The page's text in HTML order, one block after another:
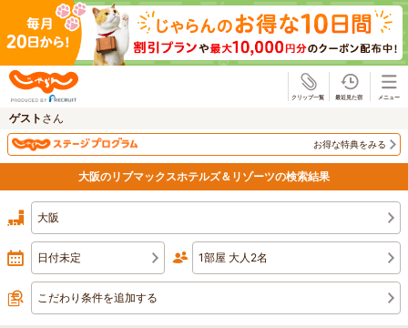
ゲスト さん
お得な特典をみる
大阪のリブマックスホテルズ＆リゾーツの検索結果
大阪
日付未定 1部屋 大人2名
こだわり条件を追加する